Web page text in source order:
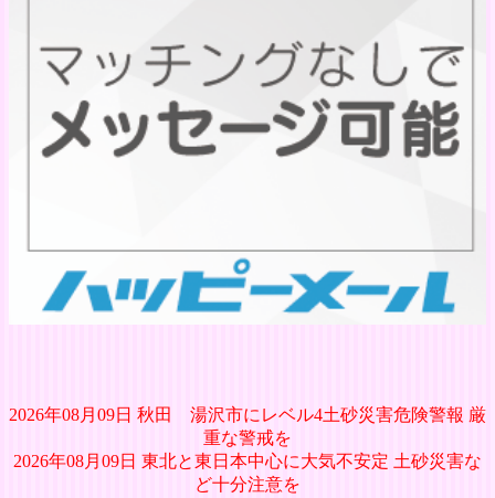
2026年08月09日 秋田 湯沢市にレベル4土砂災害危険警報 厳
重な警戒を
2026年08月09日 東北と東日本中心に大気不安定 土砂災害な
ど十分注意を